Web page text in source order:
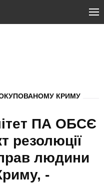
ОКУПОВАНОМУ КРИМУ
ПА ОБСЄ
резолюції
людини
-